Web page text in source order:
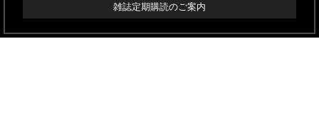
雑誌定期購読のご案内